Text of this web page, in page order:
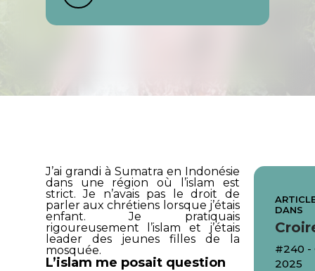
J’ai grandi à Sumatra en Indonésie
dans une région où l’islam est
strict. Je n’avais pas le droit de
parler aux chrétiens lorsque j’étais
enfant. Je pratiquais
rigoureusement l’islam et j’étais
leader des jeunes filles de la
mosquée.
L’islam me posait question
DANS
#240 -
2025